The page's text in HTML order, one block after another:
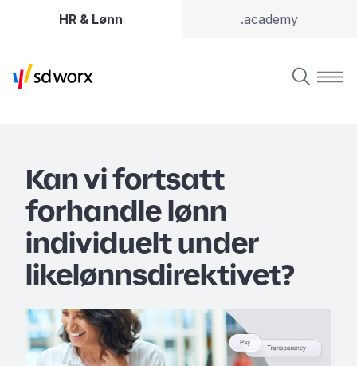
HR & Lønn .academy
Kan vi fortsatt
forhandle lønn
individuelt under
likelønnsdirektivet?